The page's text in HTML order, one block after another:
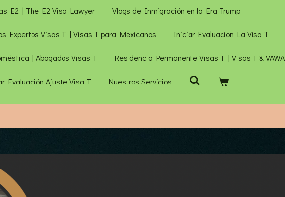
E2 | The E2 Visa Lawyer Vlogs de Inmigración en la Era Trump
Expertos Visas T | Visas T para Mexicanos Iniciar Evaluacion La Visa T
| Abogados Visas T Residencia Permanente Visas T | Visas T & VAWA
Evaluación Ajuste Visa T Nuestros Servicios